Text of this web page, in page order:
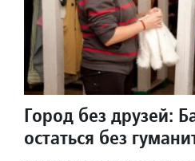
Город без друзей:
остаться без